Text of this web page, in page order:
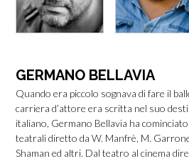
GERMANO BELLAVIA
Quando era piccolo sognava di fare il
carriera d’attore era scritta nel suo
italiano, Germano Bellavia ha
teatrali diretto da W. Manfrè, M.
Shaman ed altri. Dal teatro al cinema